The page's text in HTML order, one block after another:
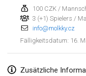
100 CZK /
3 (+1) Spielers /
info@molkky.cz
Fälligkeitsdatum: 16.
Zusätzliche
Faschings-
11. Feb. 2018|
Rakovnické